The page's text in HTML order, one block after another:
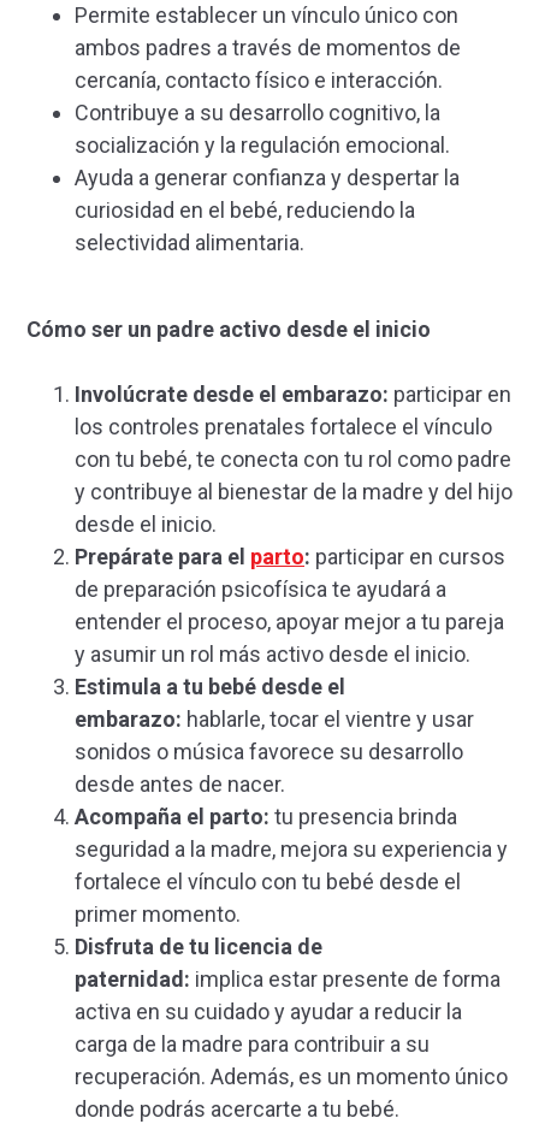
Permite establecer un vínculo único con
ambos padres a través de momentos de
cercanía, contacto físico e interacción.
Contribuye a su desarrollo cognitivo, la
socialización y la regulación emocional.
Ayuda a generar confianza y despertar la
curiosidad en el bebé, reduciendo la
selectividad alimentaria.
Cómo ser un padre activo desde el inicio
Involúcrate desde el embarazo: participar en
los controles prenatales fortalece el vínculo
con tu bebé, te conecta con tu rol como padre
y contribuye al bienestar de la madre y del hijo
desde el inicio.
Prepárate para el parto: participar en cursos
de preparación psicofísica te ayudará a
entender el proceso, apoyar mejor a tu pareja
y asumir un rol más activo desde el inicio.
Estimula a tu bebé desde el
embarazo: hablarle, tocar el vientre y usar
sonidos o música favorece su desarrollo
desde antes de nacer.
Acompaña el parto: tu presencia brinda
seguridad a la madre, mejora su experiencia y
fortalece el vínculo con tu bebé desde el
primer momento.
Disfruta de tu licencia de
paternidad: implica estar presente de forma
activa en su cuidado y ayudar a reducir la
carga de la madre para contribuir a su
recuperación. Además, es un momento único
donde podrás acercarte a tu bebé.